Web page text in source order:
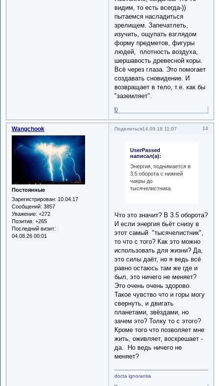
видим, то есть всегда-))
пытаемся насладиться
зрелищем. Запечатлеть,
изучить, ощупать взглядом
форму предметов, фигуры
людей, плотность воздуха,
шершавость древесной коры.
Всё через глаза. Это помогает
создавать сновидение. И
возвращает в тело, т.е. как бы
"заземляет".
0
Поделиться 14
14.09.18 11:07
Wangchook
Постоянные
Зарегистрирован: 10.04.17
Сообщений: 3857
Уважение: +272
Позитив: +265
Последний визит:
04.08.26 00:01
UserPassed
написал(а):
Энергия, поднимается в
3.5 оборота с нижней
чакры до
тысячелистника.
Что это значит? В 3.5 оборота?
И если энергия бьёт снизу в
этот самый "тысячелистник",
то что с того? Как это можно
использовать для жизни? Да,
это силы даёт, но я ведь всё
равно остаюсь там же где и
был, это ничего не меняет?
Это очень очень здорово.
Такое чувство что и горы могу
свернуть, и двигать
планетами, звёздами, но
зачем это? Толку то с этого?
Кроме того что позволяет мне
жить, оживляет, воскрешает -
да. Но ведь ничего не
меняет?
docta ignorantia